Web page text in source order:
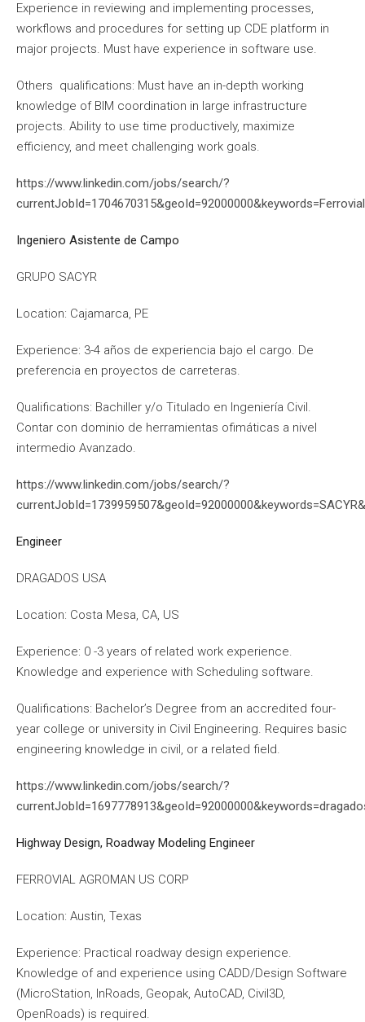
Experience in reviewing and implementing processes,
workflows and procedures for setting up CDE platform in
major projects. Must have experience in software use.
Others qualifications: Must have an in-depth working
knowledge of BIM coordination in large infrastructure
projects. Ability to use time productively, maximize
efficiency, and meet challenging work goals.
https://www.linkedin.com/jobs/search/?
Ingeniero Asistente de Campo
GRUPO SACYR
Location: Cajamarca, PE
Experience: 3-4 años de experiencia bajo el cargo. De
preferencia en proyectos de carreteras.
Qualifications: Bachiller y/o Titulado en Ingeniería Civil.
Contar con dominio de herramientas ofimáticas a nivel
intermedio Avanzado.
https://www.linkedin.com/jobs/search/?
Engineer
DRAGADOS USA
Location: Costa Mesa, CA, US
Experience: 0 -3 years of related work experience.
Knowledge and experience with Scheduling software.
Qualifications: Bachelor’s Degree from an accredited four-
year college or university in Civil Engineering. Requires basic
engineering knowledge in civil, or a related field.
https://www.linkedin.com/jobs/search/?
Highway Design, Roadway Modeling Engineer
FERROVIAL AGROMAN US CORP
Location: Austin, Texas
Experience: Practical roadway design experience.
Knowledge of and experience using CADD/Design Software
(MicroStation, InRoads, Geopak, AutoCAD, Civil3D,
OpenRoads) is required.